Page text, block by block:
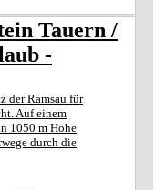
Tauern /
-
der Ramsau für
Auf einem
1050 m Höhe
durch die